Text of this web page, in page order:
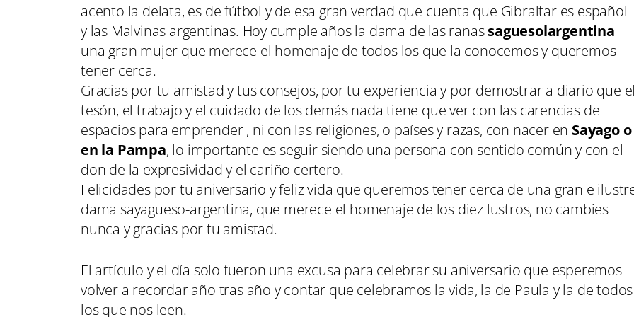
acento la delata, es de fútbol y de esa gran verdad que cuenta que Gibraltar es español
y las Malvinas argentinas. Hoy cumple años la dama de las ranassaguesolargentina
una gran mujer que merece el homenaje de todos los que la conocemos y queremos
tener cerca.
Gracias por tu amistad y tus consejos, por tu experiencia y por demostrar a diario que
tesón, el trabajo y el cuidado de los demás nada tiene que ver con las carencias de
espacios para emprender , ni con las religiones, o países y razas, con nacer en Sayago o
en la Pampa, lo importante es seguir siendo una persona con sentido común y con el
don de la expresividad y el cariño certero.
Felicidades por tu aniversario y feliz vida que queremos tener cerca de una gran e
dama sayagueso-argentina, que merece el homenaje de los diez lustros, no cambies
nunca y gracias por tu amistad.
El artículo y el día solo fueron una excusa para celebrar su aniversario que esperemos
volver a recordar año tras año y contar que celebramos la vida, la de Paula y la de todos
los que nos leen.